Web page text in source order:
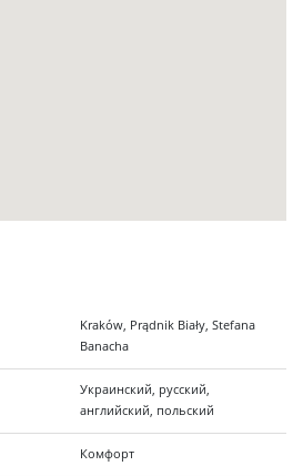
Kraków, Prądnik Biały, Stefana
Banacha
Украинский, русский,
английский, польский
Комфорт